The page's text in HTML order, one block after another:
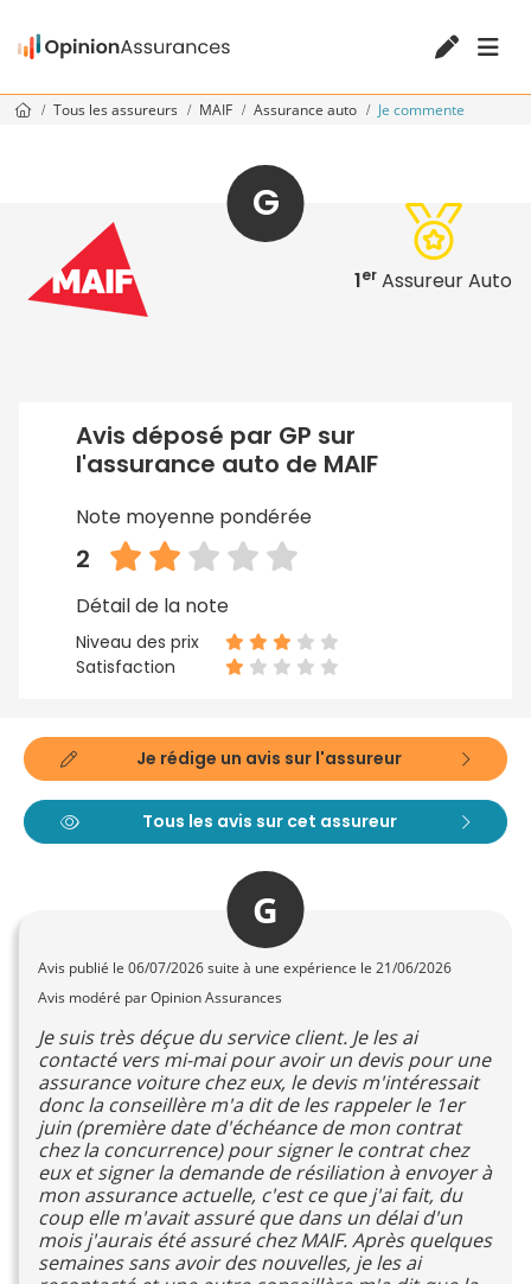
Tous les assureurs MAIF Assurance auto Je commente
G
Avis déposé par GP sur
l'assurance auto de MAIF
Note moyenne pondérée
2
Détail de la note
Niveau des prix
Satisfaction
1er Assureur Auto
Je rédige un avis sur l'assureur
Tous les avis sur cet assureur
G
Avis publié le 06/07/2026suite à une expérience le 21/06/2026
Avis modéré par Opinion Assurances
Je suis très déçue du service client. Je les ai
contacté vers mi-mai pour avoir un devis pour une
assurance voiture chez eux, le devis m'intéressait
donc la conseillère m'a dit de les rappeler le 1er
juin (première date d'échéance de mon contrat
chez la concurrence) pour signer le contrat chez
eux et signer la demande de résiliation à envoyer à
mon assurance actuelle, c'est ce que j'ai fait, du
coup elle m'avait assuré que dans un délai d'un
mois j'aurais été assuré chez MAIF. Après quelques
semaines sans avoir des nouvelles, je les ai